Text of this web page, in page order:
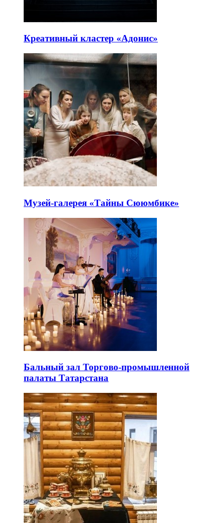
Креативный кластер «Адонис»
Музей-галерея «Тайны Сююмбике»
Бальный зал Торгово-промышленной
палаты Татарстана